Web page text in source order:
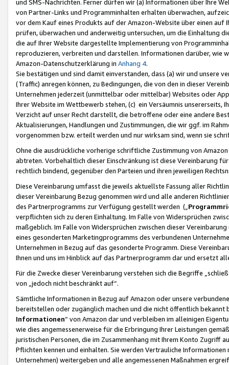
und SMS-Nachrichten. Ferner dürfen wir (a) Informationen über Ihre
von Partner-Links und Programminhalten erhalten überwachen,
vor dem Kauf eines Produkts auf der Amazon-Website über einen
prüfen, überwachen und anderweitig untersuchen, um die Einhaltung
die auf Ihrer Website dargestellte Implementierung von
reproduzieren, verbreiten und darstellen. Informationen darüber, wie
Amazon-Datenschutzerklärung in Anhang 4.
Sie bestätigen und sind damit einverstanden, dass (a) wir und
(Traffic) anregen können, zu Bedingungen, die von den in dieser
Unternehmen jederzeit (unmittelbar oder mittelbar) Websites oder
Ihrer Website im Wettbewerb stehen, (c) ein Versäumnis unsererseits,
Verzicht auf unser Recht darstellt, die betroffene oder eine andere
Aktualisierungen, Handlungen und Zustimmungen, die wir ggf. im
vorgenommen bzw. erteilt werden und nur wirksam sind, wenn sie
Ohne die ausdrückliche vorherige schriftliche Zustimmung von
abtreten. Vorbehaltlich dieser Einschränkung ist diese Vereinbarung
rechtlich bindend, gegenüber den Parteien und ihren jeweiligen
Diese Vereinbarung umfasst die jeweils aktuellste Fassung aller
dieser Vereinbarung Bezug genommen wird und alle anderen
des Partnerprogramms zur Verfügung gestellt werden („
verpflichten sich zu deren Einhaltung. Im Falle von Widersprüchen
maßgeblich. Im Falle von Widersprüchen zwischen dieser
eines gesonderten Marketingprogramms des verbundenen
Unternehmen in Bezug auf das gesonderte Programm. Diese
Ihnen und uns im Hinblick auf das Partnerprogramm dar und ersetzt
Für die Zwecke dieser Vereinbarung verstehen sich die Begriffe
von „jedoch nicht beschränkt auf“.
Sämtliche Informationen in Bezug auf Amazon oder unsere
bereitstellen oder zugänglich machen und die nicht öffentlich
Informationen“ von Amazon dar und verbleiben im alleinigen
wie dies angemessenerweise für die Erbringung Ihrer Leistungen
juristischen Personen, die im Zusammenhang mit Ihrem Konto
Pflichten kennen und einhalten. Sie werden Vertrauliche
Unternehmen) weitergeben und alle angemessenen Maßnahmen